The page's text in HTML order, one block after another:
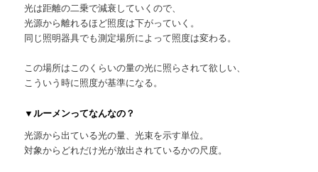
光は距離の二乗で減衰していくので、
光源から離れるほど照度は下がっていく。
同じ照明器具でも測定場所によって照度は変わる。
この場所はこのくらいの量の光に照らされて欲しい、
こういう時に照度が基準になる。
▼ルーメンってなんなの？
光源から出ている光の量、光束を示す単位。
対象からどれだけ光が放出されているかの尺度。